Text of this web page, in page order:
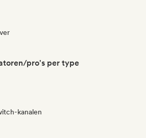
pro's per type
kanalen